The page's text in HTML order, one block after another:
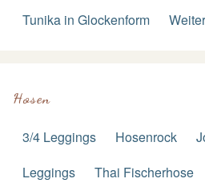
Tunika in Glockenform
Hosen
3/4 Leggings Hosenrock
Leggings
Thai Fischerhose